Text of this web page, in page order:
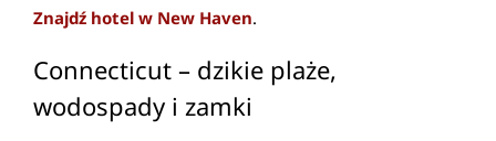
Znajdź hotel w New Haven.
Connecticut – dzikie plaże,
wodospady i zamki